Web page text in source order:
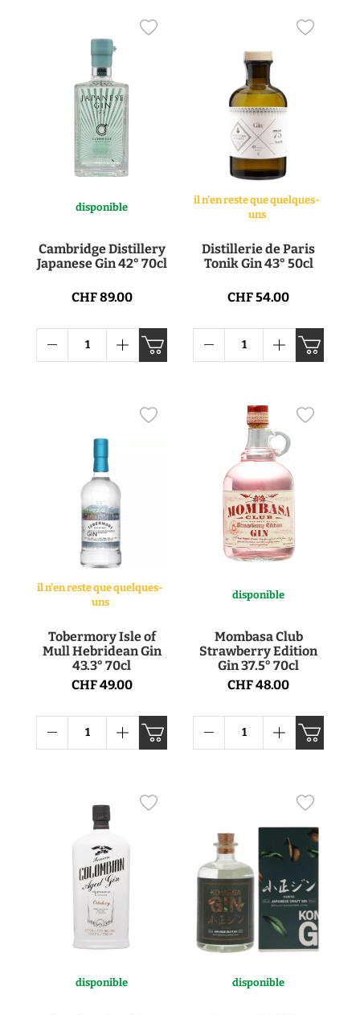
disponible
Cambridge Distillery
Japanese Gin 42° 70cl
CHF 89.00
il n'en reste que quelques-
uns
Distillerie de Paris
Tonik Gin 43° 50cl
CHF 54.00
il n'en reste que quelques-
uns
Tobermory Isle of
Mull Hebridean Gin
43.3° 70cl
CHF 49.00
disponible
Mombasa Club
Strawberry Edition
Gin 37.5° 70cl
CHF 48.00
disponible disponible